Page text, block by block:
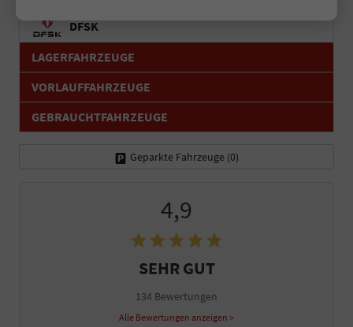
DFSK
LAGERFAHRZEUGE
VORLAUFFAHRZEUGE
GEBRAUCHTFAHRZEUGE
Geparkte Fahrzeuge (0)
4,9
SEHR GUT
134 Bewertungen
Alle Bewertungen anzeigen >